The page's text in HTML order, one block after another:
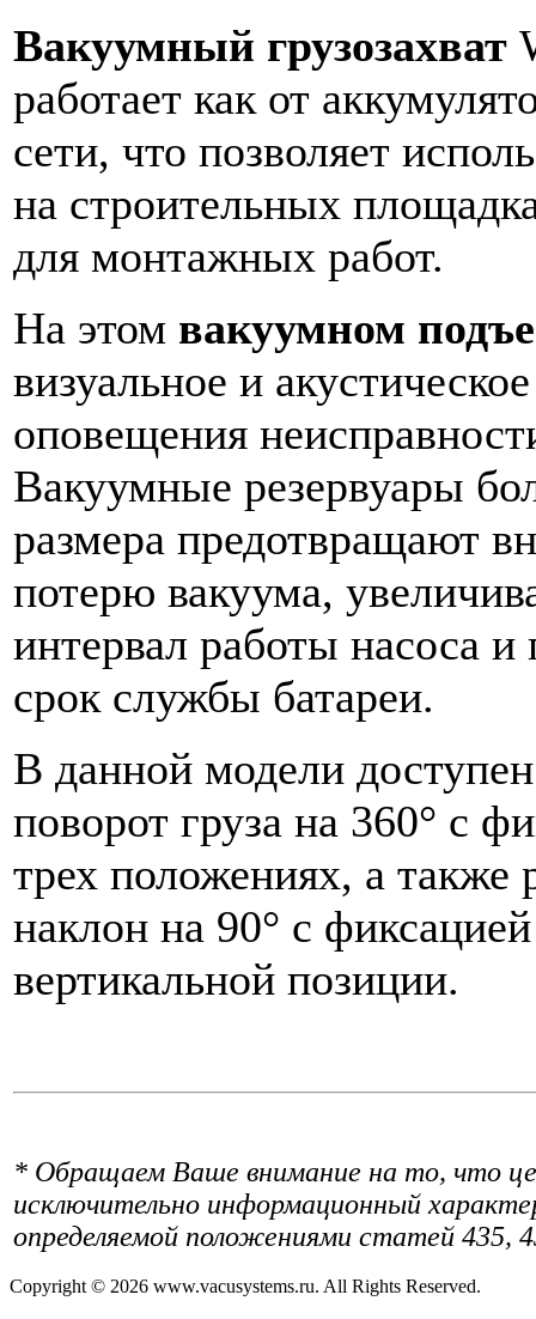
Вакуумный грузозахват
работает как от
сети, что позволяет
на строительных
для монтажных работ.
На этом вакуумном
визуальное и
оповещения
Вакуумные резервуары
размера предотвращают
потерю вакуума,
интервал работы насоса
срок службы батареи.
В данной модели
поворот груза на 360° с
трех положениях, а также
наклон на 90° с
вертикальной позиции.
* Обращаем Ваше внимание на то, что
исключительно информационный
определяемой положениями статей 435,
Copyright © 2026 www.vacusystems.ru. All Rights Reserved.